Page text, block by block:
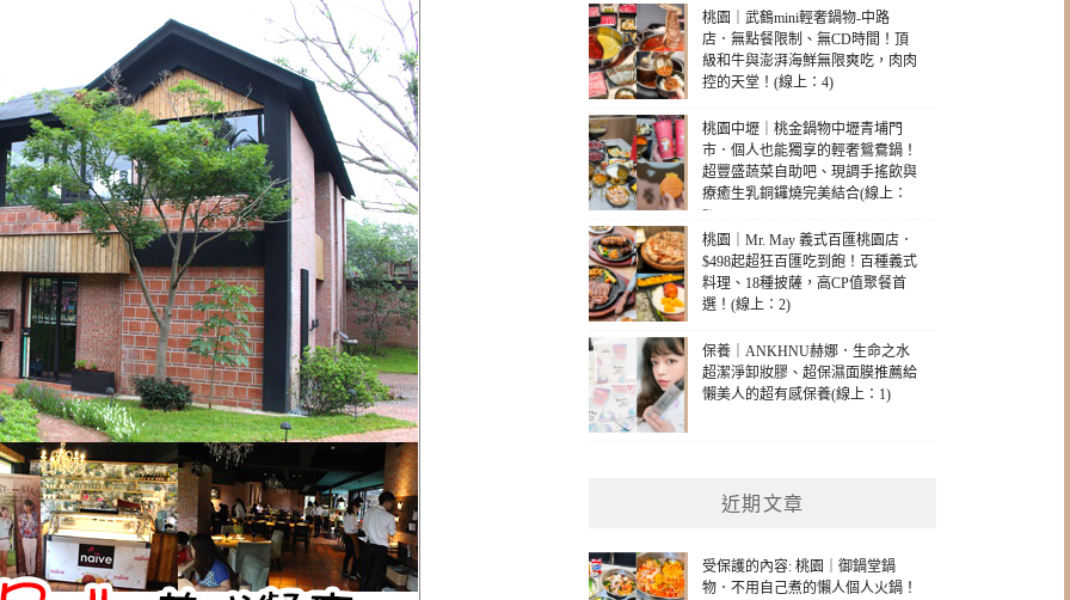
桃園｜武鶴mini輕奢鍋物-中路
店．無點餐限制、無CD時間！頂
級和牛與澎湃海鮮無限爽吃，肉肉
控的天堂！(線上：4)
桃園中壢｜桃金鍋物中壢青埔門
市．個人也能獨享的輕奢鴛鴦鍋！
超豐盛蔬菜自助吧、現調手搖飲與
療癒生乳銅鑼燒完美結合(線上：
3)
桃園｜Mr. May 義式百匯桃園店．
$498起超狂百匯吃到飽！百種義式
料理、18種披薩，高CP值聚餐首
選！(線上：2)
保養｜ANKHNU赫娜．生命之水
超潔淨卸妝膠、超保濕面膜推薦給
懶美人的超有感保養(線上：1)
近期文章
受保護的內容: 桃園｜御鍋堂鍋
物．不用自己煮的懶人個人火鍋！